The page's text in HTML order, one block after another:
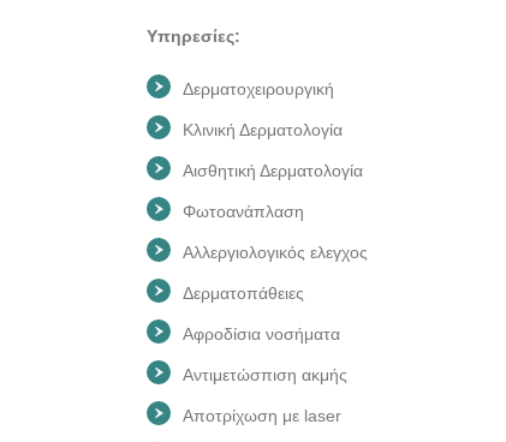
Υπηρεσίες:
Δερματοχειρουργική
Κλινική Δερματολογία
Αισθητική Δερματολογία
Φωτοανάπλαση
Αλλεργιολογικός ελεγχος
Δερματοπάθειες
Αφροδίσια νοσήματα
Αντιμετώσπιση ακμής
Αποτρίχωση με laser